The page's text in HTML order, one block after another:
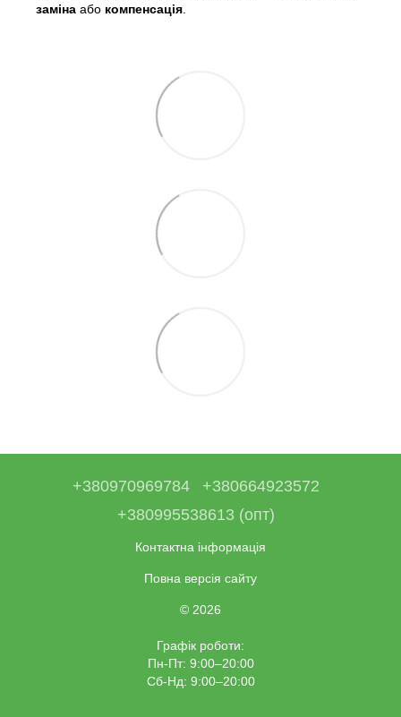
заміна або компенсація
+380970969784
+380664923572
+380995538613 (опт)
Контактна інформація
Повна версія сайту
© 2026
Графік роботи:
Пн-Пт: 9:00–20:00
Сб-Нд: 9:00–20:00